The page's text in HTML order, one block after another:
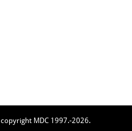
copyright MDC 1997.-2026.